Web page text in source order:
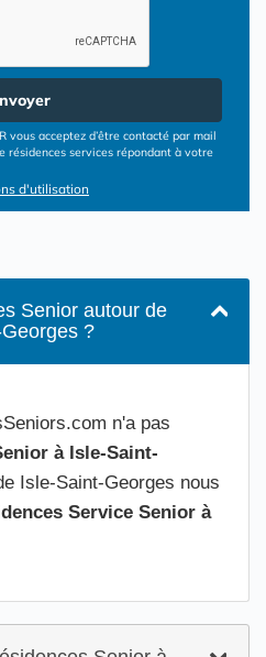
vous acceptez d’être contacté par mail
résidences services répondant à votre
d'utilisation
Senior autour de
?
n'a pas
à Isle-Saint-
Isle-Saint-Georges nous
Service Senior à